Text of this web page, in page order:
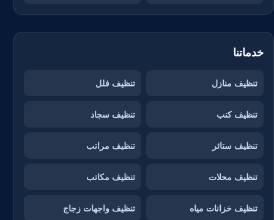
خدماتنا
تنظيف منازل تنظيف فلل
تنظيف كنب تنظيف سجاد
تنظيف ستائر تنظيف مراتب
تنظيف محلات تنظيف مكاتب
تنظيف خزانات مياه تنظيف واجهات زجاج